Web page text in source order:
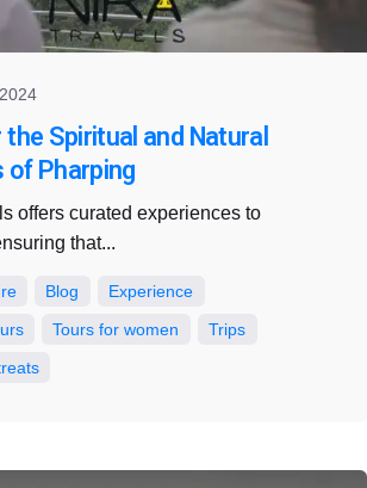
Spiritual and Natural
of Pharping
offers curated experiences to
that...
Blog
Experience
Tours for women
Trips